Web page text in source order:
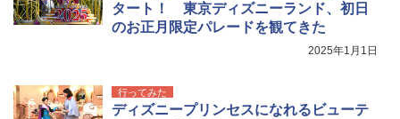
タート！ 東京ディズニーランド、初日
のお正月限定パレードを観てきた
2025年1月1日
行ってみた
ディズニープリンセスになれるビューテ